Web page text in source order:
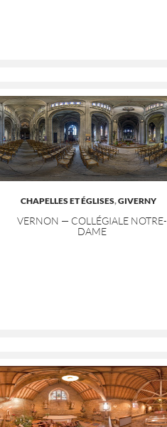
CHAPELLES ET ÉGLISES,GIVERNY
VERNON — COLLÉGIALE NOTRE-
DAME